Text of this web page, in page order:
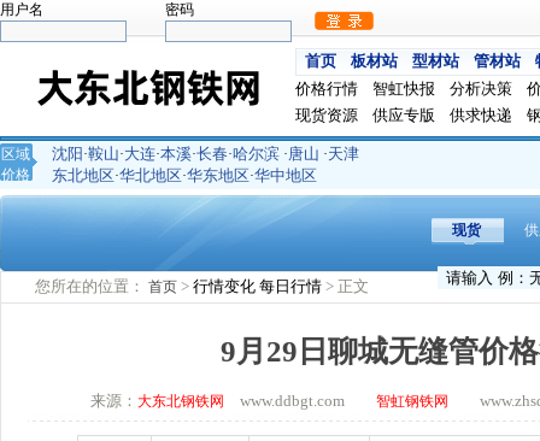
用户名 密码
首页 板材站 型材站 管材站
价格行情
智虹快报 分析决策
现货资源
供应专版 供求快递
区域
价格
沈阳 ·鞍山·大连·本溪·长春·哈尔滨 ·唐山 ·天津
东北地区·华北地区·华东地区·华中地区
现货
您所在的位置： 首页 > 行情变化 每日行情 > 正文
9月29日聊城无缝管价
来源：大东北钢铁网 www.ddbgt.com智虹钢铁网